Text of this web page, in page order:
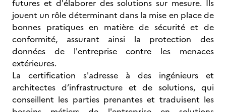
futures et d'élaborer des solutions sur mesure. Ils
jouent un rôle déterminant dans la mise en place de
bonnes pratiques en matière de sécurité et de
conformité, assurant ainsi la protection des
données de l'entreprise contre les menaces
extérieures.
La certification s'adresse à des ingénieurs et
architectes d’infrastructure et de solutions, qui
conseillent les parties prenantes et traduisent les